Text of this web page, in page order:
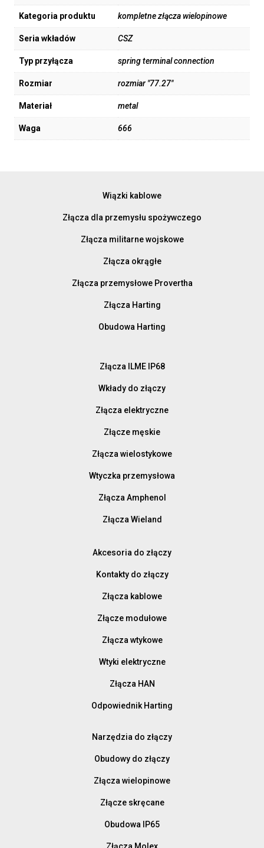
Kategoria produktu kompletne złącza wielopinowe
Seria wkładów CSZ
Typ przyłącza spring terminal connection
Rozmiar rozmiar "77.27"
Materiał metal
Waga 666
Wiązki kablowe
Złącza dla przemysłu spożywczego
Złącza militarne wojskowe
Złącza okrągłe
Złącza przemysłowe Provertha
Złącza Harting
Obudowa Harting
Złącza ILME IP68
Wkłady do złączy
Złącza elektryczne
Złącze męskie
Złącza wielostykowe
Wtyczka przemysłowa
Złącza Amphenol
Złącza Wieland
Akcesoria do złączy
Kontakty do złączy
Złącza kablowe
Złącze modułowe
Złącza wtykowe
Wtyki elektryczne
Złącza HAN
Odpowiednik Harting
Narzędzia do złączy
Obudowy do złączy
Złącza wielopinowe
Złącze skręcane
Obudowa IP65
Złącza Molex